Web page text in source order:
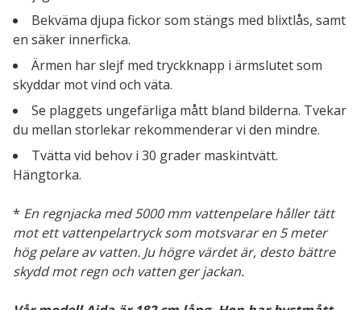
Bekväma djupa fickor som stängs med blixtlås, samt
en säker innerficka.
Ärmen har slejf med tryckknapp i ärmslutet som
skyddar mot vind och väta.
Se plaggets ungefärliga mått bland bilderna. Tvekar
du mellan storlekar rekommenderar vi den mindre.
Tvätta vid behov i 30 grader maskintvätt.
Hängtorka.
* En regnjacka med 5000 mm vattenpelare håller tätt
mot ett vattenpelartryck som motsvarar en 5 meter
hög pelare av vatten. Ju högre värdet är, desto bättre
skydd mot regn och vatten ger jackan.